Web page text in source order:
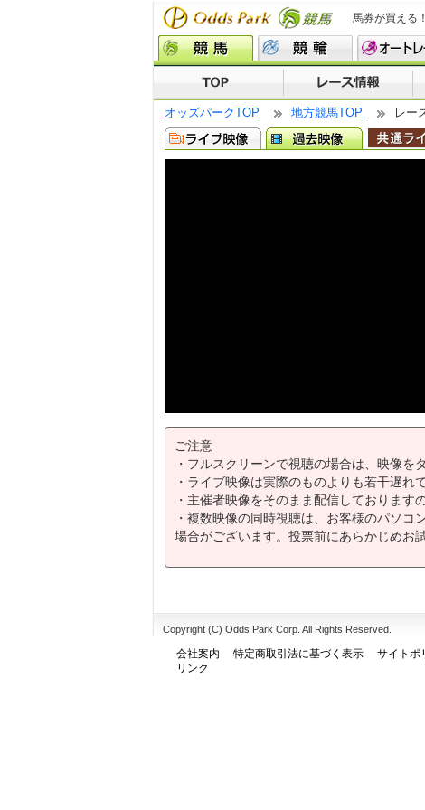
馬券が買える
オッズパークTOP 地方競馬TOP レー
ご注意
・フルスクリーンで視聴の場合は、映像を
・ライブ映像は実際のものよりも若干遅れ
・主催者映像をそのまま配信しております
・複数映像の同時視聴は、お客様のパソ
場合がございます。投票前にあらかじめお
Copyright (C) Odds Park Corp. All Rights Reserved.
会社案内 特定商取引法に基づく表示 サイトポ
リンク